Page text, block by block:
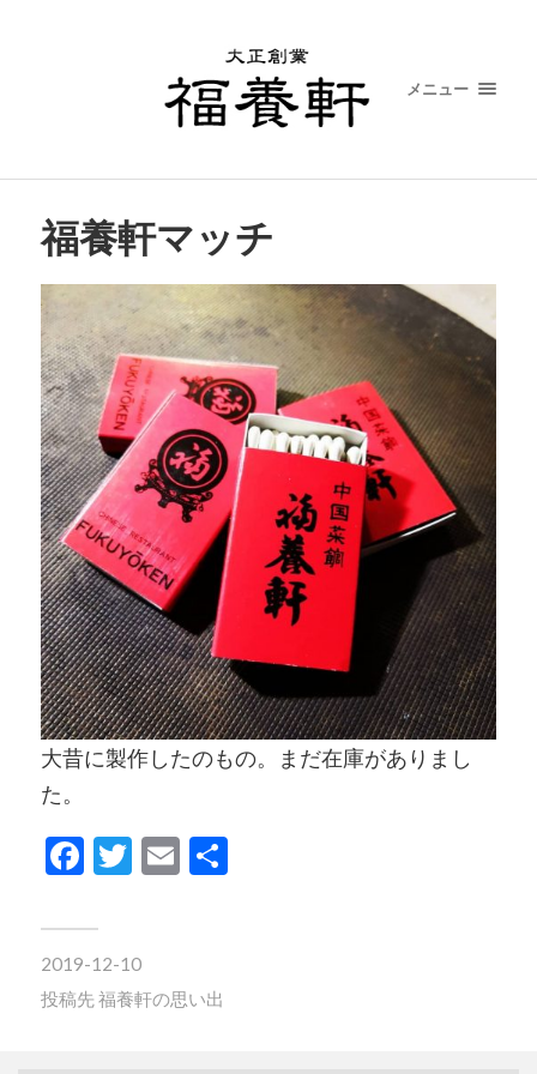
メニュー
福養軒マッチ
大昔に製作したのもの。まだ在庫がありまし
た。
Facebook
Twitter
Email
共
2019-12-10
投稿先 福養軒の思い出